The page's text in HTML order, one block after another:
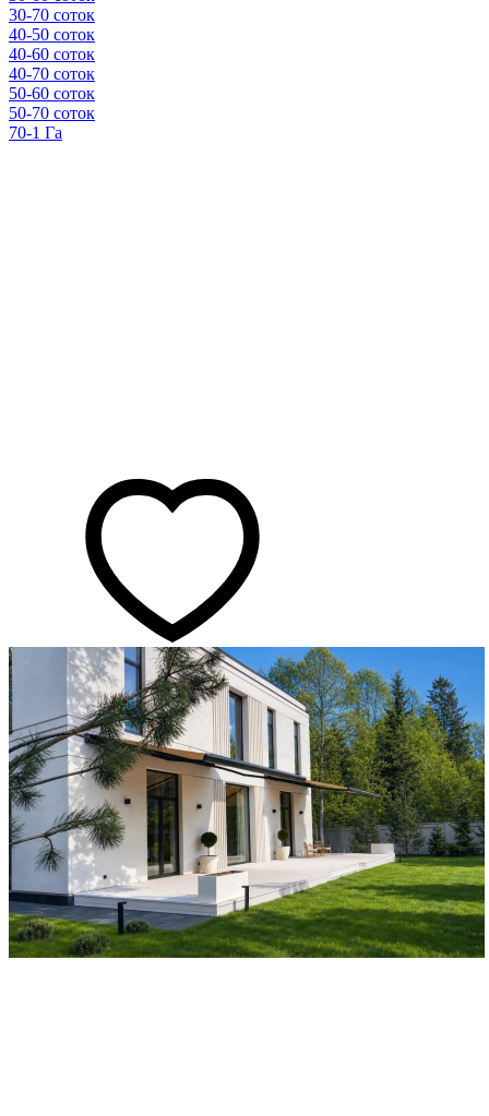
30-70 соток
40-50 соток
40-60 соток
40-70 соток
50-60 соток
50-70 соток
70-1 Га